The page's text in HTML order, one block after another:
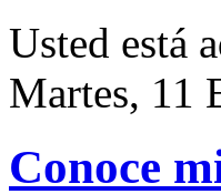
Usted está
Martes, 11
Conoce